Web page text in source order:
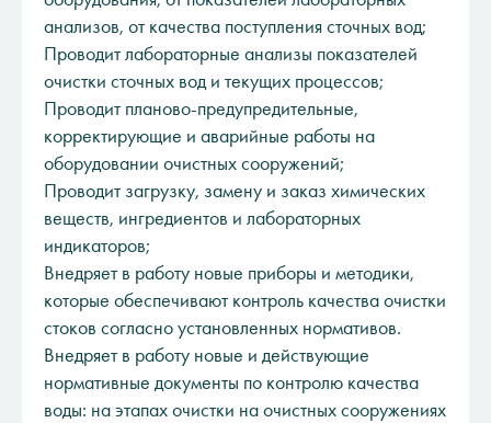
анализов, от качества поступления сточных вод;
Проводит лабораторные анализы показателей
очистки сточных вод и текущих процессов;
Проводит планово-предупредительные,
корректирующие и аварийные работы на
оборудовании очистных сооружений;
Проводит загрузку, замену и заказ химических
веществ, ингредиентов и лабораторных
индикаторов;
Внедряет в работу новые приборы и методики,
которые обеспечивают контроль качества очистки
стоков согласно установленных нормативов.
Внедряет в работу новые и действующие
нормативные документы по контролю качества
воды: на этапах очистки на очистных сооружениях